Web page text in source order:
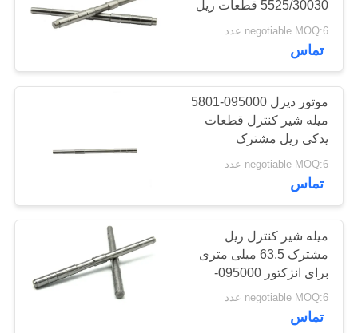
شیر اندازه گیری دیزل
40
شیر محدود کننده
فشار
18
5525/30030 قطعات ریل
مشترک میله سوپاپ
negotiable MOQ:6 عدد
تماس
موتور دیزل 095000-5801
میله شیر کنترل قطعات
یدکی ریل مشترک
negotiable MOQ:6 عدد
تماس
میله شیر کنترل ریل
مشترک 63.5 میلی متری
برای انژکتور 095000-
6591/6593/6592/6353
negotiable MOQ:6 عدد
تماس